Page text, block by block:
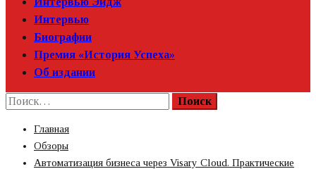
меню Интервью
Биографии
Премия «‎История Успеха»‎
Об издании
Найти:
Главная
Обзоры
Автоматизация бизнеса через Visary Cloud. Практические